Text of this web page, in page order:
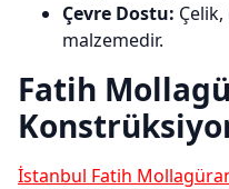
Çevre Dostu:
malzemedir.
Fatih
İstanbul Fatih